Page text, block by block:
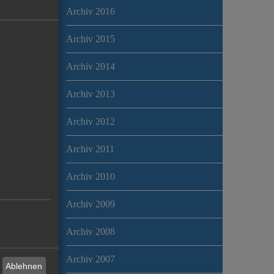
Archiv 2016
Archiv 2015
Archiv 2014
Archiv 2013
Archiv 2012
Archiv 2011
Archiv 2010
Archiv 2009
Archiv 2008
Archiv 2007
Ablehnen